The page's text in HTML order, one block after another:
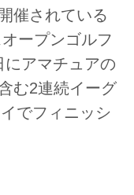
催されている
ープンゴルフ
にアマチュアの
む2連続イーグ
でフィニッシ